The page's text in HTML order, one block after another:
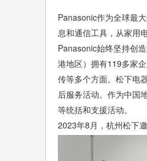
Panasonic作为全球最
息和通信工具，从家用
Panasonic始终坚持创
港地区）拥有119多家
传等多个方面。松下电
后服务活动。作为中国
等统括和支援活动。
2023年8月，杭州松下